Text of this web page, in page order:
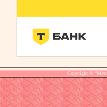
Copyright ©